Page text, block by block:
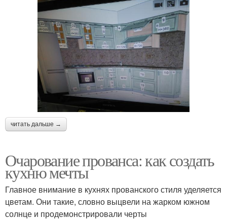
читать дальше →
Очарование прованса: как создать
кухню мечты
Главное внимание в кухнях прованского стиля уделяется
цветам. Они такие, словно выцвели на жарком южном
солнце и продемонстрировали черты